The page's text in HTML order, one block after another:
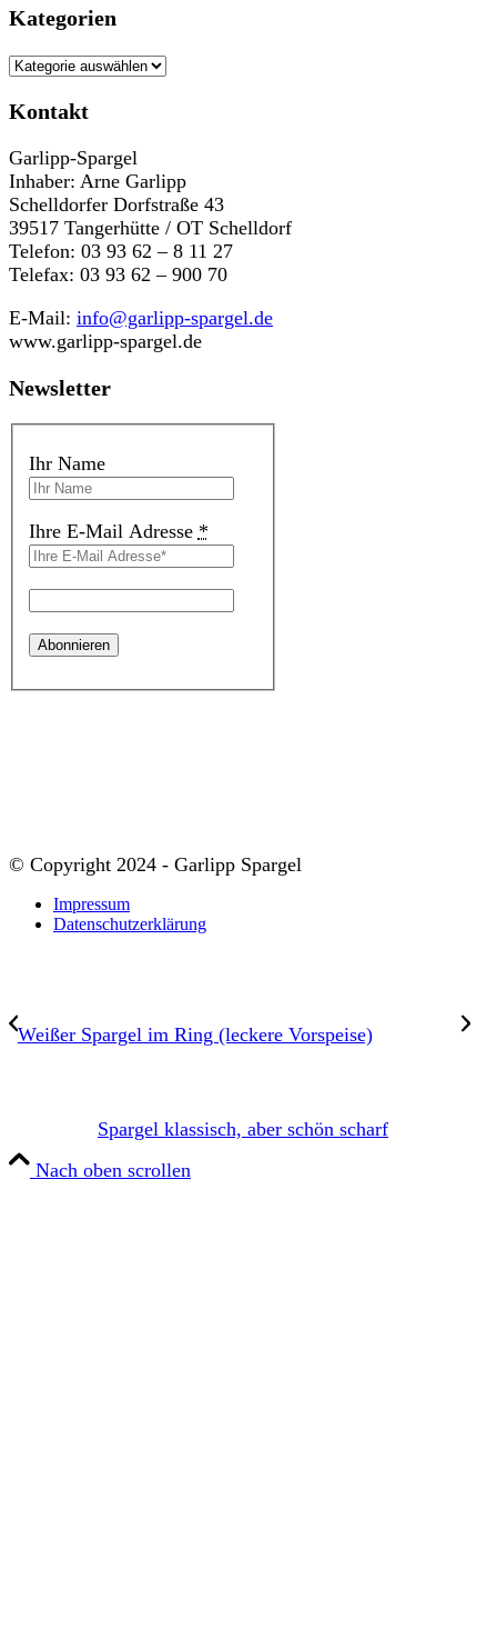
Kategorien
Kategorien
Kontakt
Garlipp-Spargel
Inhaber: Arne Garlipp
Schelldorfer Dorfstraße 43
39517 Tangerhütte / OT Schelldorf
Telefon: 03 93 62 – 8 11 27
Telefax: 03 93 62 – 900 70
E-Mail: info@garlipp-spargel.de
www.garlipp-spargel.de
Newsletter
Ihr Name
Ihre E-Mail Adresse *
© Copyright 2024 - Garlipp Spargel
Impressum
Datenschutzerklärung
Weißer Spargel im Ring (leckere Vorspeise)
Spargel klassisch, aber schön scharf
Nach oben scrollen